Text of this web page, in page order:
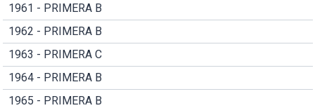
1961 - PRIMERA B
1962 - PRIMERA B
1963 - PRIMERA C
1964 - PRIMERA B
1965 - PRIMERA B